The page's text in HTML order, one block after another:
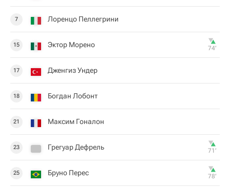
7 Лоренцо Пеллегрини
15 Эктор Морено 74‎’‎
17 Дженгиз Ундер
18 Богдан Лoбoнт
21 Максим Гоналон
23 Грегуар Дефрель 71‎’‎
25 Бруно Перес 78‎’‎